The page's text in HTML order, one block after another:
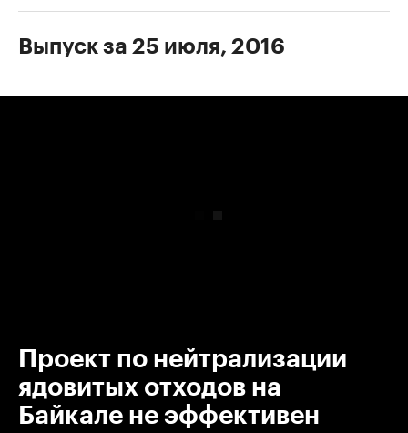
Выпуск за 25 июля, 2016
Проект по нейтрализации
ядовитых отходов на
Байкале не эффективен